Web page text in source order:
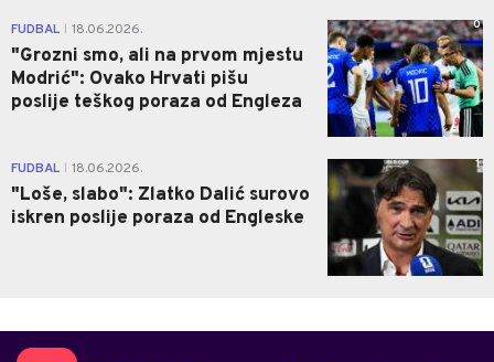
FUDBAL 18.06.2026.
"Grozni smo, ali na prvom mjestu
Modrić": Ovako Hrvati pišu
poslije teškog poraza od Engleza
0
FUDBAL 18.06.2026.
"Loše, slabo": Zlatko Dalić surovo
iskren poslije poraza od Engleske
1